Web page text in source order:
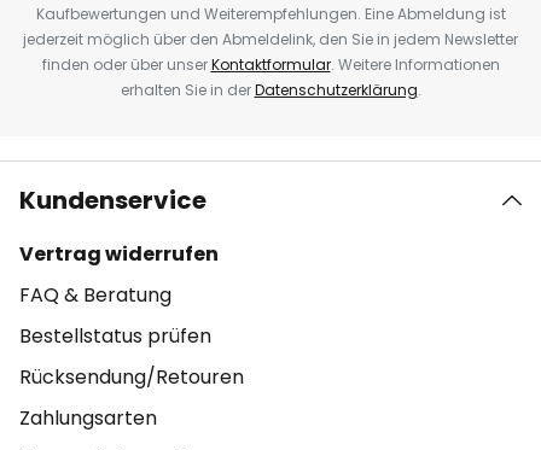
Kaufbewertungen und Weiterempfehlungen. Eine Abmeldung ist
jederzeit möglich über den Abmeldelink, den Sie in jedem Newsletter
finden oder über unserKontaktformular. Weitere Informationen
erhalten Sie in derDatenschutzerklärung.
Kundenservice
Vertrag widerrufen
FAQ & Beratung
Bestellstatus prüfen
Rücksendung/Retouren
Zahlungsarten